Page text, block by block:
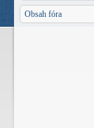
Obsah fóra